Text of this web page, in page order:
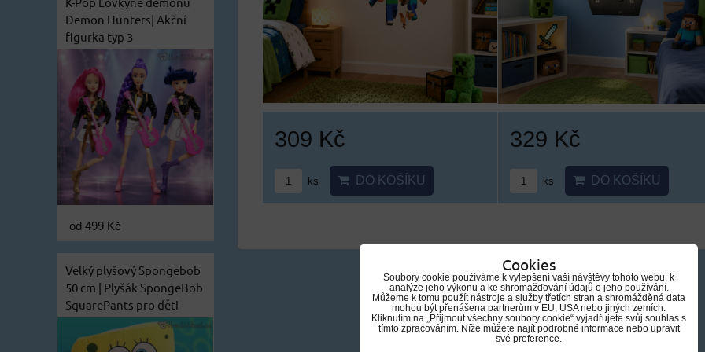
309 Kč
ks DO KOŠÍKU
329 Kč
ks DO KOŠÍKU
Demon Hunters| Akční
figurka typ 3
od 499 Kč
Velký plyšový Spongebob
50 cm | Plyšák SpongeBob
SquarePants pro děti
Cookies
Soubory cookie používáme k vylepšení vaší návštěvy tohoto webu, k
analýze jeho výkonu a ke shromažďování údajů o jeho používání.
Můžeme k tomu použít nástroje a služby třetích stran a shromážděná data
mohou být přenášena partnerům v EU, USA nebo jiných zemích.
Kliknutím na „Přijmout všechny soubory cookie“ vyjadřujete svůj souhlas s
tímto zpracováním. Níže můžete najít podrobné informace nebo upravit
své preference.